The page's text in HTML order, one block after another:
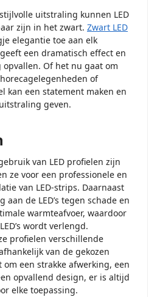
uitstraling kunnen LED
zijn in het zwart. Zwart LED
elegantie toe aan elk
een dramatisch effect en
opvallen. Of het nu gaat om
of
kan een statement maken en
geven.
van LED profielen zijn
ze voor een professionele en
van LED-strips. Daarnaast
de LED’s tegen schade en
warmteafvoer, waardoor
wordt verlengd.
profielen verschillende
van de gekozen
een strakke afwerking, een
opvallend design, er is altijd
elke toepassing.